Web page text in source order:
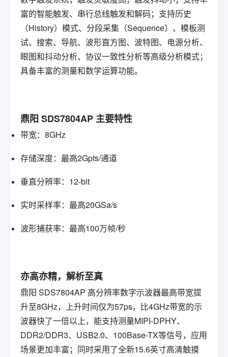
富的智能触发、串行总线触发和解码；支持历史
（History）模式、分段采集（Sequence）、模板测
试、搜索、导航、波形直方图、波特图、电源分析、
眼图和抖动分析、协议一致性分析等高级分析模式；
具备丰富的测量和数学运算功能。
鼎阳 SDS7804AP 主要特性
带宽：8GHz
存储深度：最高2Gpts/通道
垂直分辨率：12-bit
实时采样率：最高20GSa/s
波形捕获率：最高100万帧/秒
亦高亦精，解析至真
鼎阳 SDS7804AP 高分辨率数字示波器最高带宽提
升至8GHz，上升时间仅为57ps，比4GHz带宽的示
波器快了一倍以上，能支持测量MIPI-DPHY、
DDR2/DDR3、USB2.0、100Base-TX等信号，应用
场景更加丰富；同时采用了全新15.6英寸高清触摸